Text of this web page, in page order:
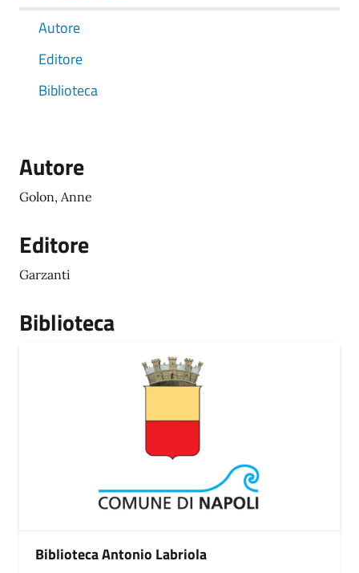
Autore
Editore
Biblioteca
Autore
Golon, Anne
Editore
Garzanti
Biblioteca
Biblioteca Antonio Labriola